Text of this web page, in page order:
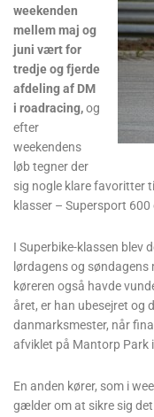
weekenden
mellem maj og
juni vært for
tredje og fjerde
afdeling af DM
i roadracing,og
efter
weekendens
løb tegner der
sig nogle klare favoritter
klasser – Supersport 600
I Superbike-klassen blev
lørdagens og
køreren også havde
året, er han ubesejret og
danmarksmester, når
afviklet på Mantorp Park i
En anden kører, som i
gælder om at sikre sig